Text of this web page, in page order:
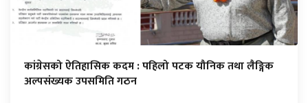
कांग्रेसको ऐतिहासिक कदम : पहिलो पटक यौनिक तथा लैङ्गिक
अल्पसंख्यक उपसमिति गठन